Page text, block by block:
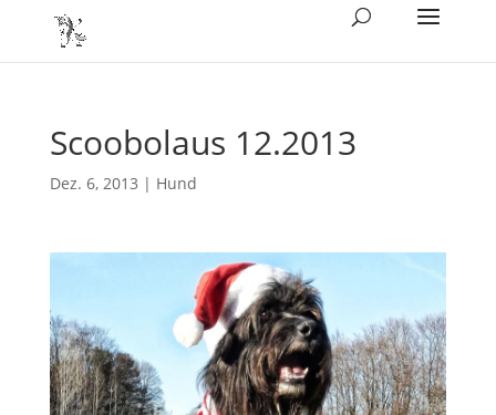
Scoobolaus 12.2013
Dez. 6, 2013 | Hund